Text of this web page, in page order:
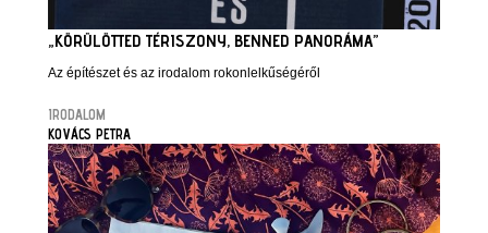
„KÖRÜLÖTTED TÉRISZONY, BENNED PANORÁMA”
Az építészet és az irodalom rokonlelkűségéről
IRODALOM
KOVÁCS PETRA